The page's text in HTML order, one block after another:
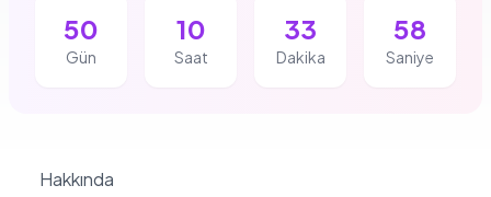
50
Gün
10
Saat
33
Dakika
58
Saniye
Hakkında